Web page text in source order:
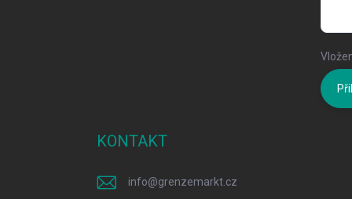
KONTAKT
info@grenzemarkt.cz